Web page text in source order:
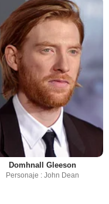
Domhnall Gleeson
Personaje : John Dean